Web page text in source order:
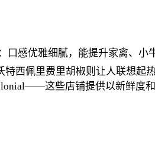
口感优雅细腻，能提升家禽、小
西佩里费里胡椒则让人联想起
这些店铺提供以新鲜度